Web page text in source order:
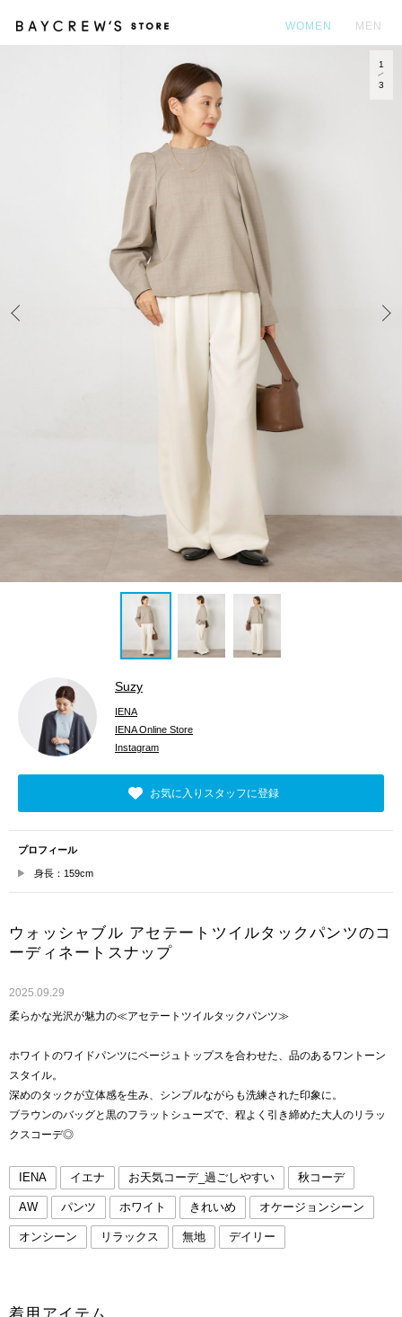
WOMEN MEN
1
3
Suzy
IENA
IENA Online Store
Instagram
お気に入りスタッフに登録
プロフィール
身長：159cm
ウォッシャブル アセテートツイルタックパンツのコ
ーディネートスナップ
2025.09.29
柔らかな光沢が魅力の≪アセテートツイルタックパンツ≫
ホワイトのワイドパンツにベージュトップスを合わせた、品のあるワントーン
スタイル。
深めのタックが立体感を生み、シンプルながらも洗練された印象に。
ブラウンのバッグと黒のフラットシューズで、程よく引き締めた大人のリラッ
クスコーデ◎
IENA イエナ お天気コーデ_過ごしやすい 秋コーデ
AW パンツ ホワイト きれいめ オケージョンシーン
オンシーン リラックス 無地 デイリー